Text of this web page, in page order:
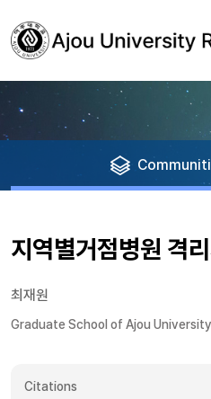
지역별거점병원 격
최재원
Graduate School of Ajou University
Citations